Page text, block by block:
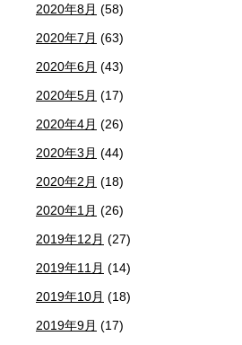
2020年8月 (58)
2020年7月 (63)
2020年6月 (43)
2020年5月 (17)
2020年4月 (26)
2020年3月 (44)
2020年2月 (18)
2020年1月 (26)
2019年12月 (27)
2019年11月 (14)
2019年10月 (18)
2019年9月 (17)